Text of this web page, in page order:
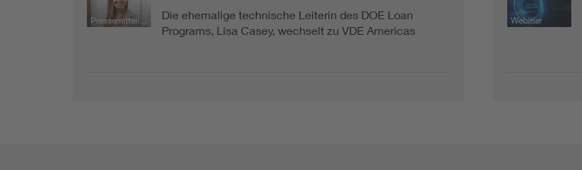
Die ehemalige technische Leiterin des DOE Loan
Programs, Lisa Casey, wechselt zu VDE Americas
Webinar